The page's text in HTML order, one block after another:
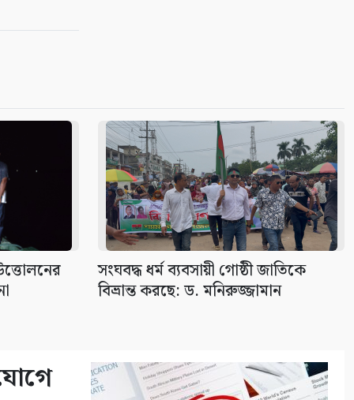
সংঘবদ্ধ ধর্ম ব্যবসায়ী গোষ্ঠী জাতিকে
বিভ্রান্ত করছে: ড. মনিরুজ্জামান